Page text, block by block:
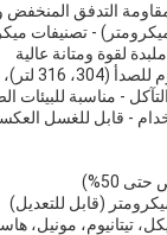
لقوة ومتانة عالية
وسبائك خاصة
- مناسبة للبيئات
- قابل للغسل